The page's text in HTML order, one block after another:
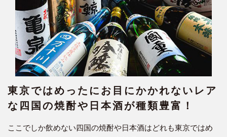
東京ではめったにお目にかかれないレア
な四国の焼酎や日本酒が種類豊富！
ここでしか飲めない四国の焼酎や日本酒はどれも東京ではめ